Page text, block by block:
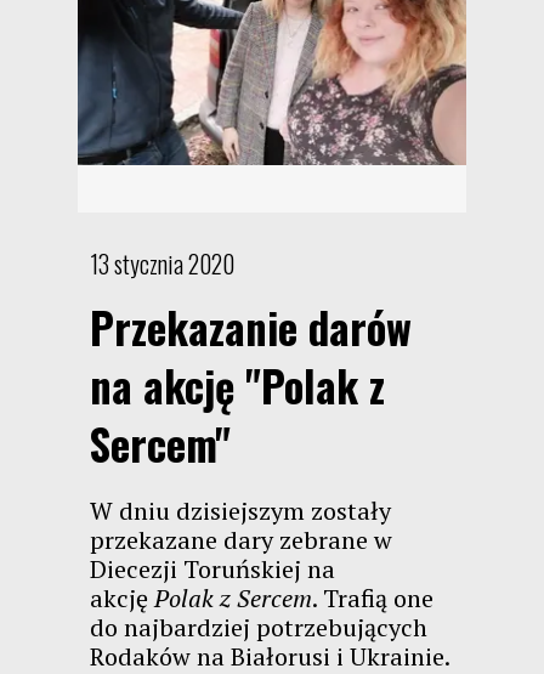
13 stycznia 2020
Przekazanie darów
na akcję "Polak z
Sercem"
W dniu dzisiejszym zostały
przekazane dary zebrane w
Diecezji Toruńskiej na
akcjęPolak z Sercem. Trafią one
do najbardziej potrzebujących
Rodaków na Białorusi i Ukrainie.